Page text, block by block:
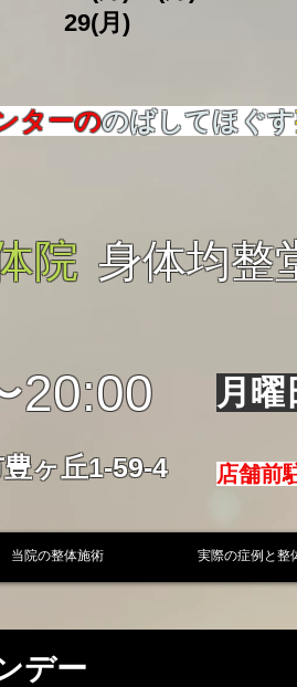
​ 29(月)
ターののばしてほぐす
院 身体均整
20:00
ヶ丘1-59-4
月曜
店舗前
当院の整体施術 実際の症例と整
デー